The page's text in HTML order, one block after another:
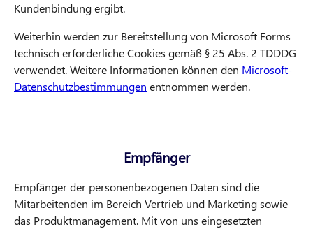
Kundenbindung ergibt.
Weiterhin werden zur Bereitstellung von Microsoft Forms
technisch erforderliche Cookies gemäß § 25 Abs. 2 TDDDG
verwendet. Weitere Informationen können den Microsoft-
Datenschutzbestimmungen entnommen werden.
Empfänger
Empfänger der personenbezogenen Daten sind die
Mitarbeitenden im Bereich Vertrieb und Marketing sowie
das Produktmanagement. Mit von uns eingesetzten